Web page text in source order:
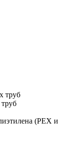
труб
(PEX и